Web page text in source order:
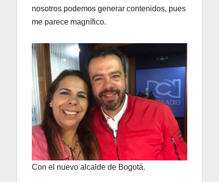
nosotros podemos generar contenidos, pues
me parece magnífico.
Con el nuevo alcalde de Bogotá.